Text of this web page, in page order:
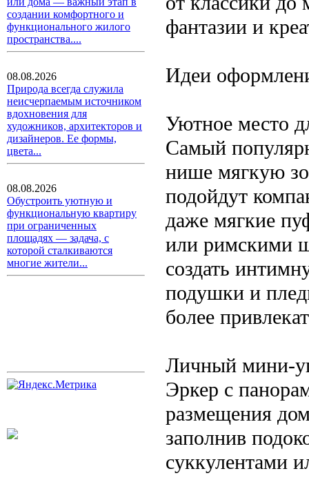
создании комфортного и
функционального жилого
пространства....
08.08.2026
Природа всегда служила
неисчерпаемым источником
вдохновения для
художников, архитекторов и
дизайнеров. Ее формы,
цвета...
08.08.2026
Обустроить уютную и
функциональную квартиру
при ограниченных
площадях — задача, с
которой сталкиваются
многие жители...
фантазии и
Идеи
Уютное место
Самый
нише мягкую
подойдут
даже мягкие
или римскими
создать
подушки и
более
Личный мини-
Эркер с
размещения
заполнив
суккулентами